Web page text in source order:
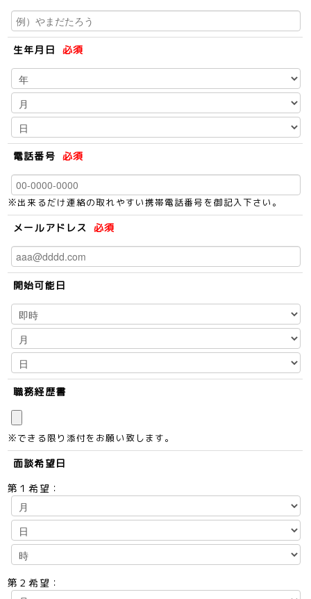
生年月日 必須
電話番号 必須
※出来るだけ連絡の取れやすい携帯電話番号を御記入下さい。
メールアドレス 必須
開始可能日
職務経歴書
※できる限り添付をお願い致します。
面談希望日
第１希望：
第２希望：